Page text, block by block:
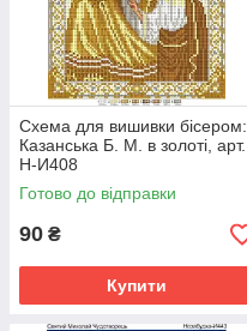
Схема для вишивки бісером:
Казанська Б. М. в золоті, арт.
Н-И408
Готово до відправки
90 ₴
Купити